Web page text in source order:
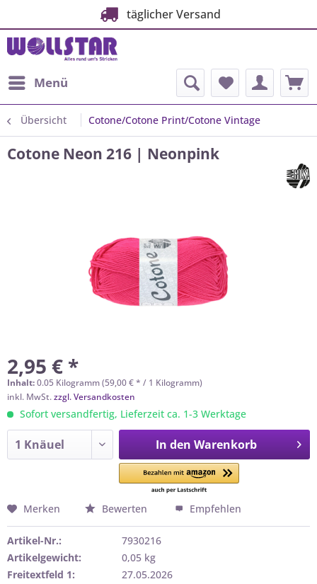
täglicher Versand
Menü
Übersicht Cotone/Cotone Print/Cotone Vintage
Cotone Neon 216 | Neonpink
2,95 € *
Inhalt:0.05 Kilogramm (59,00 € * / 1 Kilogramm)
inkl. MwSt.zzgl. Versandkosten
Sofort versandfertig, Lieferzeit ca. 1-3 Werktage
In den Warenkorb
Merken Bewerten Empfehlen
Artikel-Nr.:
7930216
Artikelgewicht:
0,05 kg
Freitextfeld 1:
27.05.2026